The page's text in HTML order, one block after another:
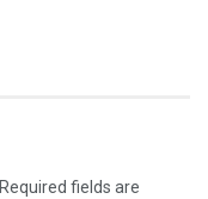
Required fields are